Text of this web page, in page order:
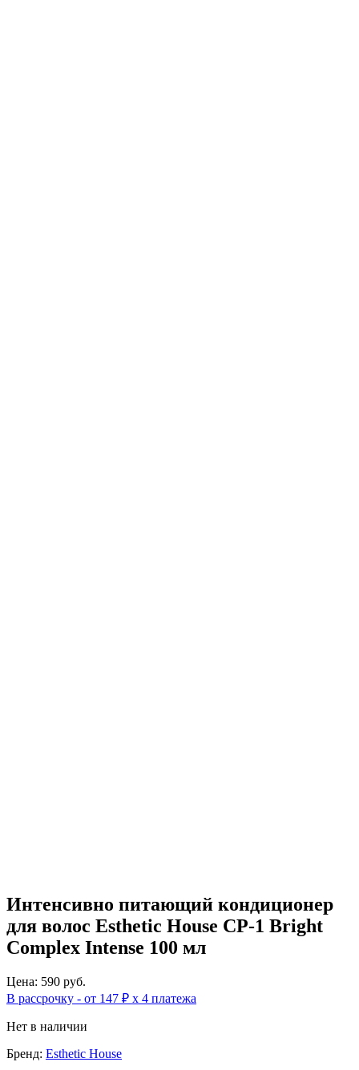
Интенсивно питающий кондиционер
для волос Esthetic House CP-1 Bright
Complex Intense 100 мл
Цена: 590 руб.
В рассрочку - от 147 ₽ х 4 платежа
Нет в наличии
Бренд: Esthetic House